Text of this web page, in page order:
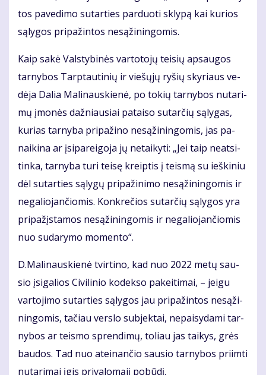
tos pa­ve­di­mo su­tar­ties par­duo­ti skly­pą kai ku­rios
są­ly­gos pri­pa­žin­tos ne­są­ži­nin­go­mis.
Kaip sa­kė Vals­ty­bi­nės var­to­to­jų tei­sių ap­sau­gos
tar­ny­bos Tarp­tau­ti­nių ir vie­šų­jų ry­šių sky­riaus ve­
dė­ja Da­lia Ma­li­naus­kie­nė, po to­kių tar­ny­bos nu­ta­ri­
mų įmo­nės daž­niau­siai pa­tai­so su­tar­čių są­ly­gas,
ku­rias tar­ny­ba pri­pa­ži­no ne­są­ži­nin­go­mis, jas pa­
nai­ki­na ar įsi­pa­rei­go­ja jų ne­tai­ky­ti: „Jei taip ne­at­si­
tin­ka, tar­ny­ba tu­ri tei­sę kreip­tis į teis­mą su ieš­ki­niu
dėl su­tar­ties są­ly­gų pri­pa­ži­ni­mo ne­są­ži­nin­go­mis ir
ne­ga­lio­jan­čio­mis. Kon­kre­čios su­tar­čių są­ly­gos yra
pri­pa­žįs­ta­mos ne­są­ži­nin­go­mis ir ne­ga­lio­jan­čio­mis
nuo su­da­ry­mo mo­men­to“.
D.Ma­li­naus­kie­nė tvir­ti­no, kad nuo 2022 me­tų sau­
sio įsi­ga­lios Ci­vi­li­nio ko­dek­so pa­kei­ti­mai, – jei­gu
var­to­ji­mo su­tar­ties są­ly­gos jau pri­pa­žin­tos ne­są­ži­
nin­go­mis, ta­čiau ver­slo sub­jek­tai, ne­pai­sy­da­mi tar­
ny­bos ar teis­mo spren­di­mų, to­liau jas tai­kys, grės
bau­dos. Tad nuo at­ei­nan­čio sau­sio tar­ny­bos pri­im­ti
nu­ta­ri­mai įgis pri­va­lo­mą­jį po­bū­dį.